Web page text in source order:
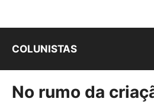
COLUNISTAS
No rumo da